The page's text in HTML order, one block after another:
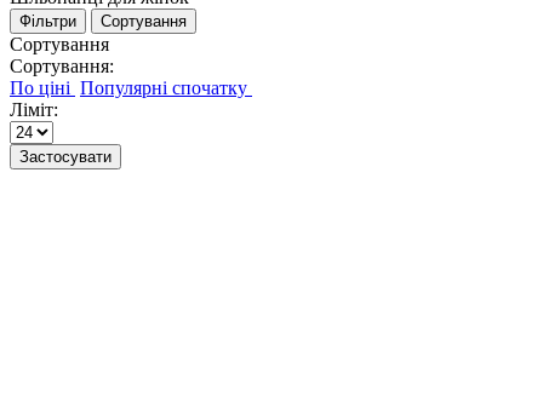
Фільтри Сортування
Сортування
Сортування:
Ліміт:
Застосувати